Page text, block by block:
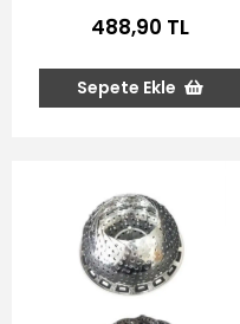
488,90 TL
Sepete Ekle